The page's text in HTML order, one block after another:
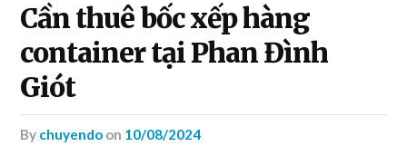
Cần thuê bốc xếp hàng
container tại Phan Đình
Giót
by chuyendo on 10/08/2024